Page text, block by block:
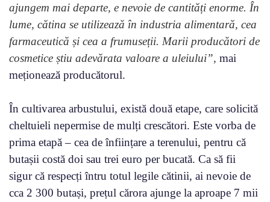
ajungem mai departe, e nevoie de cantități enorme. În
lume, cătina se utilizează în industria alimentară, cea
farmaceutică și cea a frumuseții. Marii producători de
cosmetice știu adevărata valoare a uleiului”, mai
meționează producătorul.
În cultivarea arbustului, există două etape, care solicită
cheltuieli nepermise de mulți crescători. Este vorba de
prima etapă – cea de înființare a terenului, pentru că
butașii costă doi sau trei euro per bucată. Ca să fii
sigur că respecți întru totul legile cătinii, ai nevoie de
cca 2 300 butași, prețul cărora ajunge la aproape 7 mii